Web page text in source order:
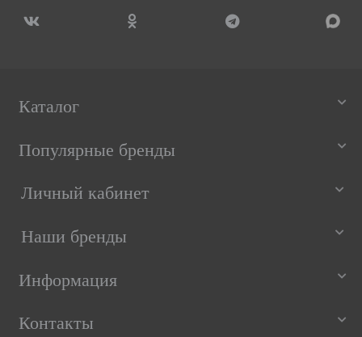
Каталог
Популярные бренды
Личный кабинет
Наши бренды
Информация
Контакты